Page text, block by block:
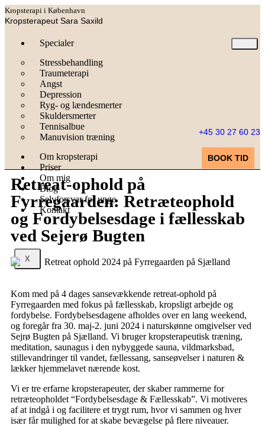
Kropsterapi i København
Kropsterapeut Sara Saxild
Specialer
Stressbehandling
Traumeterapi
Angst
Depression
Ryg- og lændesmerter
Skuldersmerter
Tennisalbue
Manuvision træning
Om kropsterapi
Priser
Om mig
Blog
Selvforsvar for unge
Kontakt
X
+45 30 27 60 23
BOOK TID
Retreat-ophold på
Fyrregaarden: Retræteophold
og Fordybelsesdage i fællesskab
ved Sejerø Bugten
Kom med på 4 dages sansevækkende retreat-ophold på
Fyrregaarden med fokus på fællesskab, kropsligt arbejde og
fordybelse. Fordybelsesdagene afholdes over en lang weekend,
og foregår fra 30. maj-2. juni 2024 i naturskønne omgivelser ved
Sejrø Bugten på Sjælland. Vi bruger kropsterapeutisk træning,
meditation, saunagus i den nybyggede sauna, vildmarksbad,
stillevandringer til vandet, fællessang, sanseøvelser i naturen &
lækker hjemmelavet nærende kost.
Vi er tre erfarne kropsterapeuter, der skaber rammerne for
retræteopholdet “Fordybelsesdage & Fællesskab”. Vi motiveres
af at indgå i og facilitere et trygt rum, hvor vi sammen og hver
især får mulighed for at skabe bevægelse på flere niveauer.